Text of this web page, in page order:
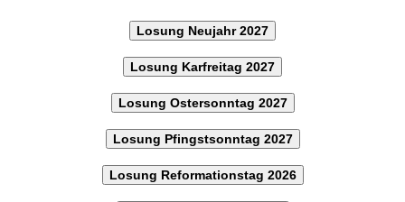
Losung Neujahr 2027
Losung Karfreitag 2027
Losung Ostersonntag 2027
Losung Pfingstsonntag 2027
Losung Reformationstag 2026